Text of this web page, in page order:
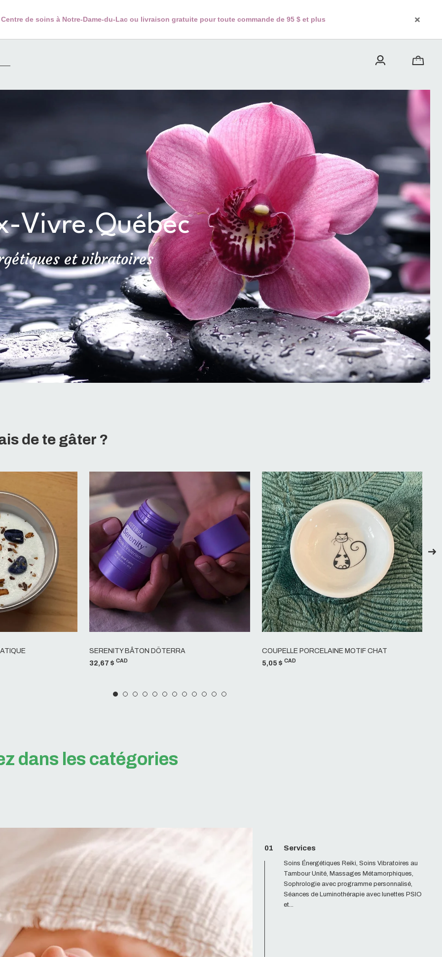
de soins à Notre-Dame-du-Lac ou livraison gratuite pour toute commande de 95 $ et plus
Vivre.Québec
et vibratoires
de te gâter ?
SERENITY BÂTON DÖTERRA
32,67 $CAD
COUPELLE PORCELAINE MOTIF CHAT
5,05 $ CAD
dans les catégories
01 Services
Soins Énergétiques Reiki, Soins Vibratoires au
Tambour Unité, Massages Métamorphiques,
Sophrologie avec programme personnalisé,
Séances de Luminothérapie avec lunettes PSIO
et...